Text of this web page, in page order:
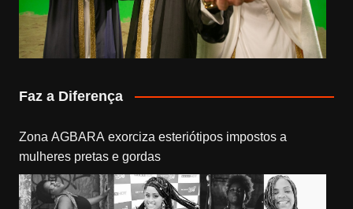
Faz a Diferença
Zona AGBARA exorciza esteriótipos impostos a
mulheres pretas e gordas